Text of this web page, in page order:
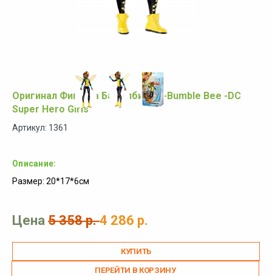
Оригинал Фигурка Бамблби -Би -Bumble Bee -DC
Super Hero Girls
Артикул: 1361
Описание:
Размер: 20*17*6см
Цена 5 358 р.4 286 р.
ПЕРЕЙТИ В КОРЗИНУ